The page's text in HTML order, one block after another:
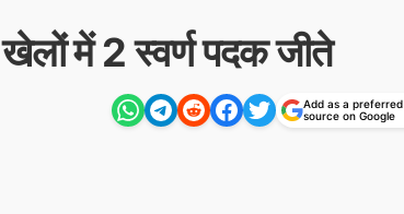
में 2 स्वर्ण पदक जीते
Add as a preferred
source on Google